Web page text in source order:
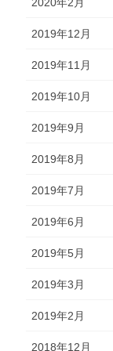
2019年12月
2019年11月
2019年10月
2019年9月
2019年8月
2019年7月
2019年6月
2019年5月
2019年3月
2019年2月
2018年12月